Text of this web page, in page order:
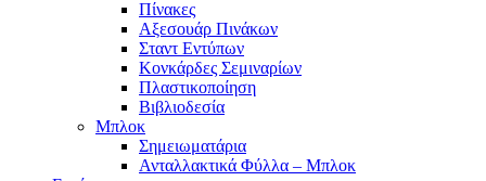
Πίνακες
Αξεσουάρ Πινάκων
Σταντ Εντύπων
Κονκάρδες Σεμιναρίων
Πλαστικοποίηση
Βιβλιοδεσία
Μπλοκ
Σημειωματάρια
Ανταλλακτικά Φύλλα – Μπλοκ